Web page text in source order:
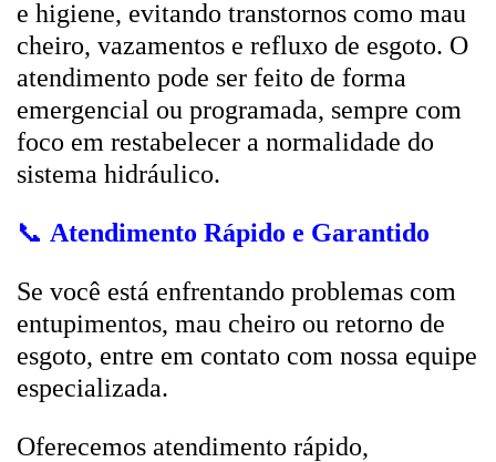
e higiene, evitando transtornos como mau
cheiro, vazamentos e refluxo de esgoto. O
atendimento pode ser feito de forma
emergencial ou programada, sempre com
foco em restabelecer a normalidade do
sistema hidráulico.
📞 Atendimento Rápido e Garantido
Se você está enfrentando problemas com
entupimentos, mau cheiro ou retorno de
esgoto, entre em contato com nossa equipe
especializada.
Oferecemos atendimento rápido,